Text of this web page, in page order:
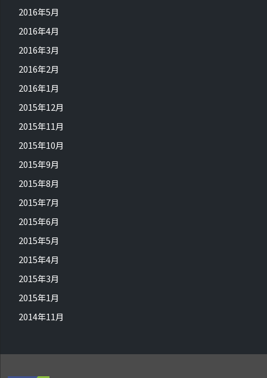
2016年5月
2016年4月
2016年3月
2016年2月
2016年1月
2015年12月
2015年11月
2015年10月
2015年9月
2015年8月
2015年7月
2015年6月
2015年5月
2015年4月
2015年3月
2015年1月
2014年11月